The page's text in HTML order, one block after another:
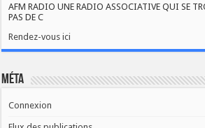
AFM RADIO UNE RADIO ASSOCIATIVE QUI SE
PAS DE C
Rendez-vous ici
Méta
Connexion